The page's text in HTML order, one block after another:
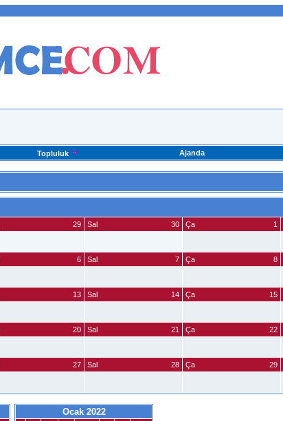
Topluluk Ajanda
29 30
Sal 1
Ça
6 7
Sal 8
Ça
13 14
Sal 15
Ça
20 21
Sal 22
Ça
27 28
Sal 29
Ça
Ocak 2022